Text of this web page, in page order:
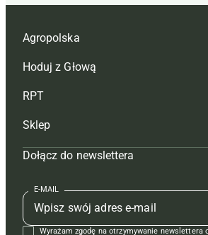
Agropolska
Redakcja
Reklama
Tagi
Mapa serwisu
Kontakt
Regulamin
Hoduj z Głową
Hoduj z głową bydło
Hoduj z głową świnie
Prenumerata
Redakcja
Kontakt
RPT
Redakcja
Prenumerata
Reklama
Kontakt
Sklep
Czasopisma i prenumerata
Książki
Regulamin
Dołącz do newslettera
E-MAIL
Wyrażam zgodę na otrzymywanie newslettera